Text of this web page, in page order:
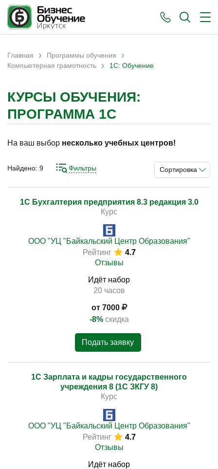
Вы здесь
Главная › Программы обучения ›
Компьютерная грамотность › 1С: Обучение
КУРСЫ ОБУЧЕНИЯ:
ПРОГРАММА 1С
На ваш выбор несколько учебных центров!
Сортировка
Найдено: 9 Фильтры
1С Бухгалтерия предприятия 8.3 редакция 3.0
Курс
ООО "УЦ "Байкальский Центр Образования"
Рейтинг
4.7
Отзывы
Идёт набор
20 часов
от 7000
-8% скидка
Подать заявку
1С Зарплата и кадры государственного
учреждения 8 (1С ЗКГУ 8)
Курс
ООО "УЦ "Байкальский Центр Образования"
Рейтинг
4.7
Отзывы
Идёт набор